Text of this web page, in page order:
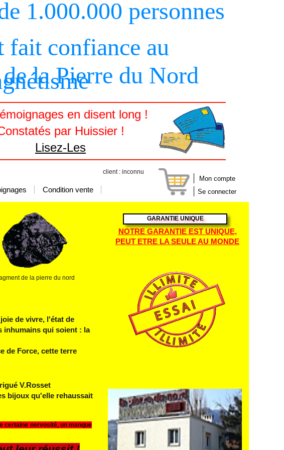
en disent long !
par Huissier !
Lisez-Les
Mon compte
Se connecter
client : inconnu
Condition vente
1.000.000 personnes
de la Pierre du Nord
fait confiance au
de vivre, l'état de
inhumains qui soient : la
de Force, cette terre
V.Rosset
bijoux qu'elle rehaussait
certaine nervosité, un manque
de la pierre du nord
NOTRE GARANTIE EST UNIQUE,
PEUT ETRE LA SEULE AU MONDE
GARANTIE UNIQUE